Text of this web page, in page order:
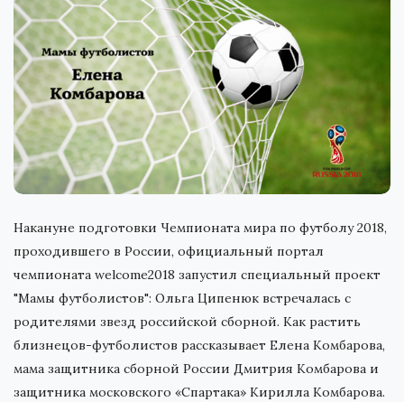
Накануне подготовки Чемпионата мира по футболу 2018,
проходившего в России, официальный портал
чемпионата welcome2018 запустил специальный проект
"Мамы футболистов": Ольга Ципенюк встречалась с
родителями звезд российской сборной. Как растить
близнецов-футболистов рассказывает Елена Комбарова,
мама защитника cборной России Дмитрия Комбарова и
защитника московского «Спартака» Кирилла Комбарова.